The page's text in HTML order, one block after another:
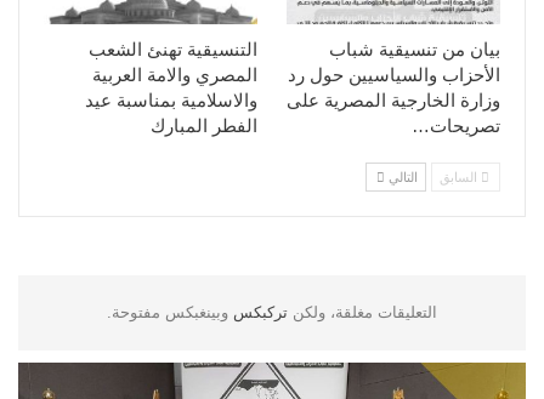
التنسيقية تهنئ الشعب
المصري والامة العربية
والاسلامية بمناسبة عيد
الفطر المبارك
بيان من تنسيقية شباب
الأحزاب والسياسيين حول رد
وزارة الخارجية المصرية على
تصريحات…
السابق التالي
التعليقات مغلقة، ولكن تركبكس وبينغبكس مفتوحة.